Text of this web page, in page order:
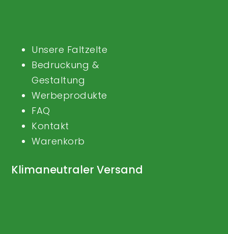
Unsere Faltzelte
Bedruckung &
Gestaltung
Werbeprodukte
FAQ
Kontakt
Warenkorb
Klimaneutraler Versand